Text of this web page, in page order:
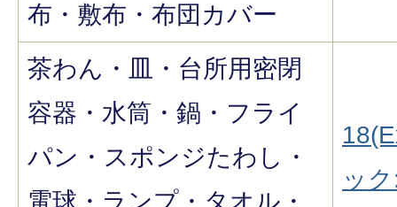
布・敷布・布団カバー
茶わん・皿・台所用密閉
容器・水筒・鍋・フライ
パン・スポンジたわし・
ッ